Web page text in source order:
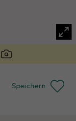
Speichern